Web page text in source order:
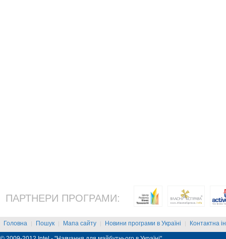
ПАРТНЕРИ ПРОГРАМИ:
Головна | Пошук | Мапа сайту | Новини програми в Україні | Контактна